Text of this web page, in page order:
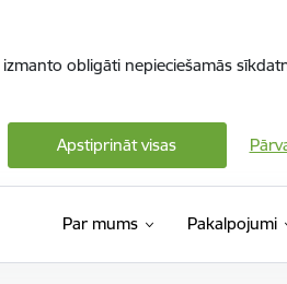
obligāti nepieciešamās
Apstiprināt visas
Par mums Pakalpojumi